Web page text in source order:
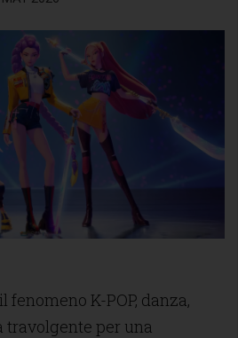
fenomeno K-POP, danza,
travolgente per una